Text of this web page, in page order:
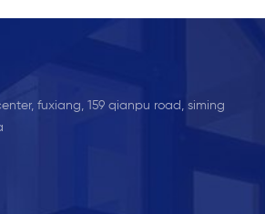
fuxiang, 159 qianpu road, siming